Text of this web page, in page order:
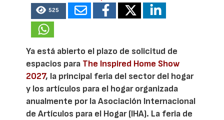
525
Ya está abierto el plazo de solicitud de
espacios para The Inspired Home Show
2027, la principal feria del sector del hogar
y los artículos para el hogar organizada
anualmente por la Asociación Internacional
de Artículos para el Hogar (IHA). La feria de